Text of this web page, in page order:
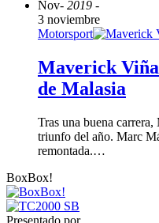
Nov- 2019 -
3 noviembre
Motorsport
Maverick
de Malasia
Tras una buena
triunfo del año. Marc
remontada.…
BoxBox!
Presentado por